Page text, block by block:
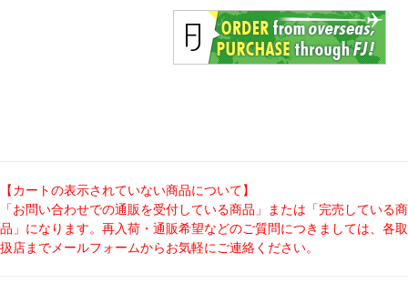
【カートの表示されていない商品について】
「お問い合わせでの通販を受付している商品」または「完売している商
品」になります。再入荷・通販希望などのご質問につきましては、各取
扱店までメールフォームからお気軽にご連絡ください。